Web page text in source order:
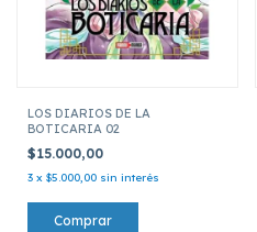
LOS DIARIOS DE LA
BOTICARIA 02
$15.000,00
3 x $5.000,00 sin interés